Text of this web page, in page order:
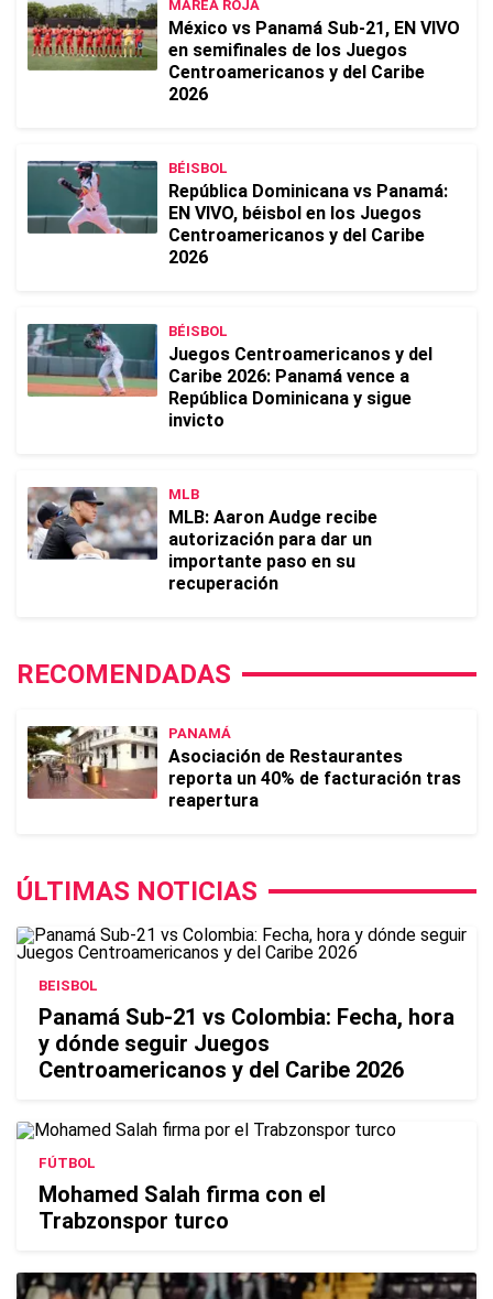
MAREA ROJA
México vs Panamá Sub-21, EN VIVO
en semifinales de los Juegos
Centroamericanos y del Caribe
2026
BÉISBOL
República Dominicana vs Panamá:
EN VIVO, béisbol en los Juegos
Centroamericanos y del Caribe
2026
BÉISBOL
Juegos Centroamericanos y del
Caribe 2026: Panamá vence a
República Dominicana y sigue
invicto
MLB
MLB: Aaron Audge recibe
autorización para dar un
importante paso en su
recuperación
RECOMENDADAS
PANAMÁ
Asociación de Restaurantes
reporta un 40% de facturación tras
reapertura
ÚLTIMAS NOTICIAS
BEISBOL
Panamá Sub-21 vs Colombia: Fecha, hora
y dónde seguir Juegos
Centroamericanos y del Caribe 2026
FÚTBOL
Mohamed Salah firma con el
Trabzonspor turco